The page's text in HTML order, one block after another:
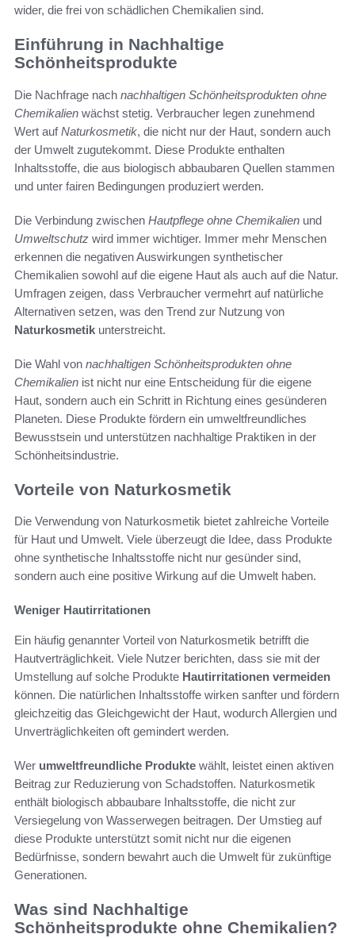
wider, die frei von schädlichen Chemikalien sind.
Einführung in Nachhaltige
Schönheitsprodukte
Die Nachfrage nach nachhaltigen Schönheitsprodukten ohne
Chemikalien wächst stetig. Verbraucher legen zunehmend
Wert aufNaturkosmetik, die nicht nur der Haut, sondern auch
der Umwelt zugutekommt. Diese Produkte enthalten
Inhaltsstoffe, die aus biologisch abbaubaren Quellen stammen
und unter fairen Bedingungen produziert werden.
Die Verbindung zwischen Hautpflege ohne Chemikalien und
Umweltschutz wird immer wichtiger. Immer mehr Menschen
erkennen die negativen Auswirkungen synthetischer
Chemikalien sowohl auf die eigene Haut als auch auf die Natur.
Umfragen zeigen, dass Verbraucher vermehrt auf natürliche
Alternativen setzen, was den Trend zur Nutzung von
Naturkosmetik unterstreicht.
Die Wahl von nachhaltigen Schönheitsprodukten ohne
Chemikalien ist nicht nur eine Entscheidung für die eigene
Haut, sondern auch ein Schritt in Richtung eines gesünderen
Planeten. Diese Produkte fördern ein umweltfreundliches
Bewusstsein und unterstützen nachhaltige Praktiken in der
Schönheitsindustrie.
Vorteile von Naturkosmetik
Die Verwendung von Naturkosmetik bietet zahlreiche Vorteile
für Haut und Umwelt. Viele überzeugt die Idee, dass Produkte
ohne synthetische Inhaltsstoffe nicht nur gesünder sind,
sondern auch eine positive Wirkung auf die Umwelt haben.
Weniger Hautirritationen
Ein häufig genannter Vorteil von Naturkosmetik betrifft die
Hautverträglichkeit. Viele Nutzer berichten, dass sie mit der
Umstellung auf solche Produkte Hautirritationen vermeiden
können. Die natürlichen Inhaltsstoffe wirken sanfter und fördern
gleichzeitig das Gleichgewicht der Haut, wodurch Allergien und
Unverträglichkeiten oft gemindert werden.
Wer umweltfreundliche Produkte wählt, leistet einen aktiven
Beitrag zur Reduzierung von Schadstoffen. Naturkosmetik
enthält biologisch abbaubare Inhaltsstoffe, die nicht zur
Versiegelung von Wasserwegen beitragen. Der Umstieg auf
diese Produkte unterstützt somit nicht nur die eigenen
Bedürfnisse, sondern bewahrt auch die Umwelt für zukünftige
Generationen.
Was sind Nachhaltige
Schönheitsprodukte ohne Chemikalien?